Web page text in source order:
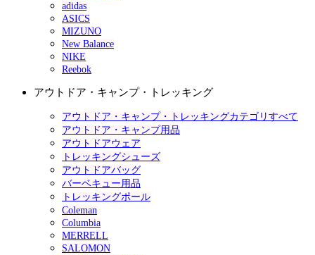
adidas
ASICS
MIZUNO
New Balance
NIKE
Reebok
アウトドア・キャンプ・トレッキング
アウトドア・キャンプ・トレッキングカテゴリすべて
アウトドア・キャンプ用品
アウトドアウェア
トレッキングシューズ
アウトドアバッグ
バーベキュー用品
トレッキングポール
Coleman
Columbia
MERRELL
SALOMON